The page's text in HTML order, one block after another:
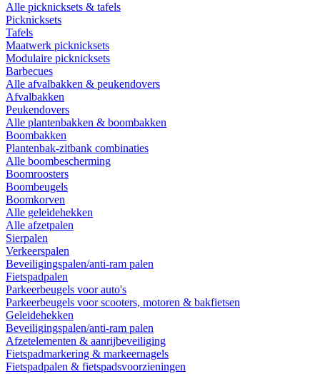
Alle picknicksets & tafels
Picknicksets
Tafels
Maatwerk picknicksets
Modulaire picknicksets
Barbecues
Alle afvalbakken & peukendovers
Afvalbakken
Peukendovers
Alle plantenbakken & boombakken
Boombakken
Plantenbak-zitbank combinaties
Alle boombescherming
Boomroosters
Boombeugels
Boomkorven
Alle geleidehekken
Alle afzetpalen
Sierpalen
Verkeerspalen
Beveiligingspalen/anti-ram palen
Fietspadpalen
Parkeerbeugels voor auto's
Parkeerbeugels voor scooters, motoren & bakfietsen
Geleidehekken
Beveiligingspalen/anti-ram palen
Afzetelementen & aanrijbeveiliging
Fietspadmarkering & markeernagels
Fietspadpalen & fietspadsvoorzieningen